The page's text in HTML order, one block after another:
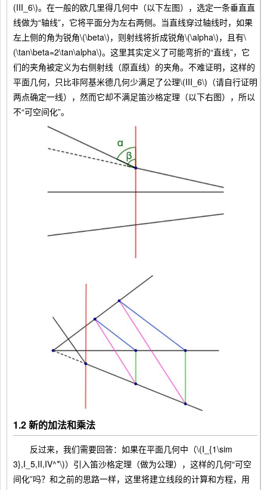
(III_6\)。在一般的欧几里得几何中（以下左图），选定一条垂直直
线做为“轴线”，它将平面分为左右两侧。当直线穿过轴线时，如果
左上侧的角为锐角\(\beta\)，则射线将折成锐角\(\alpha\)，且有\
(\tan\beta=2\tan\alpha\)。这里其实定义了可能弯折的“直线”，它
们的夹角被定义为右侧射线（原直线）的夹角。不难证明，这样的
平面几何，只比非阿基米德几何少满足了公理\(III_6\)（请自行证明
两点确定一线），然而它却不满足笛沙格定理（以下右图），所以
不“可空间化”。
1.2 新的加法和乘法
反过来，我们需要回答：如果在平面几何中（\(I_{1\sim
3},I_5,II,IV^*\)）引入笛沙格定理（做为公理），这样的几何“可空
间化”吗？和之前的思路一样，这里将建立线段的计算和方程，用